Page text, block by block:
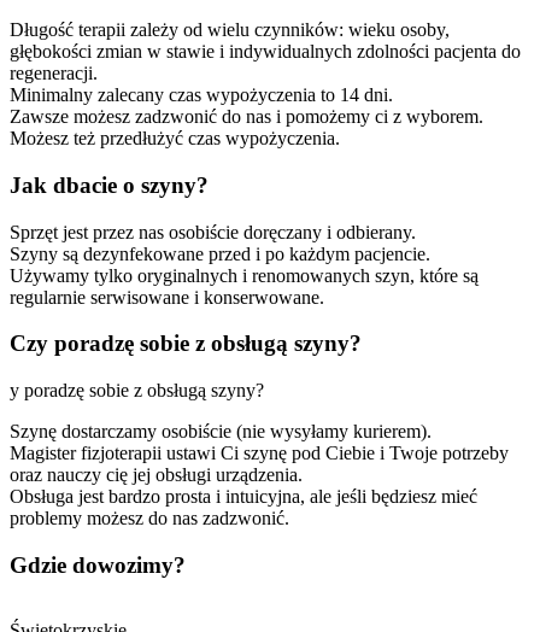
Długość terapii zależy od wielu czynników: wieku osoby,
głębokości zmian w stawie i indywidualnych zdolności pacjenta do
regeneracji.
Minimalny zalecany czas wypożyczenia to 14 dni.
Zawsze możesz zadzwonić do nas i pomożemy ci z wyborem.
Możesz też przedłużyć czas wypożyczenia.
Jak dbacie o szyny?
Sprzęt jest przez nas osobiście doręczany i odbierany.
Szyny są dezynfekowane przed i po każdym pacjencie.
Używamy tylko oryginalnych i renomowanych szyn, które są
regularnie serwisowane i konserwowane.
Czy poradzę sobie z obsługą szyny?
y poradzę sobie z obsługą szyny?
Szynę dostarczamy osobiście (nie wysyłamy kurierem).
Magister fizjoterapii ustawi Ci szynę pod Ciebie i Twoje potrzeby
oraz nauczy cię jej obsługi urządzenia.
Obsługa jest bardzo prosta i intuicyjna, ale jeśli będziesz mieć
problemy możesz do nas zadzwonić.
Gdzie dowozimy?